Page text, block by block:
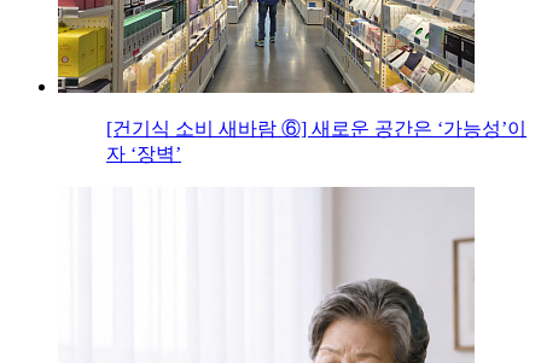
[건기식 소비 새바람 ⑥] 새로운 공간은 ‘가능성’이
자 ‘장벽’